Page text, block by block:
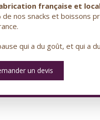
française et
de nos snacks et boissons
qui a du goût, et qui a
un devis